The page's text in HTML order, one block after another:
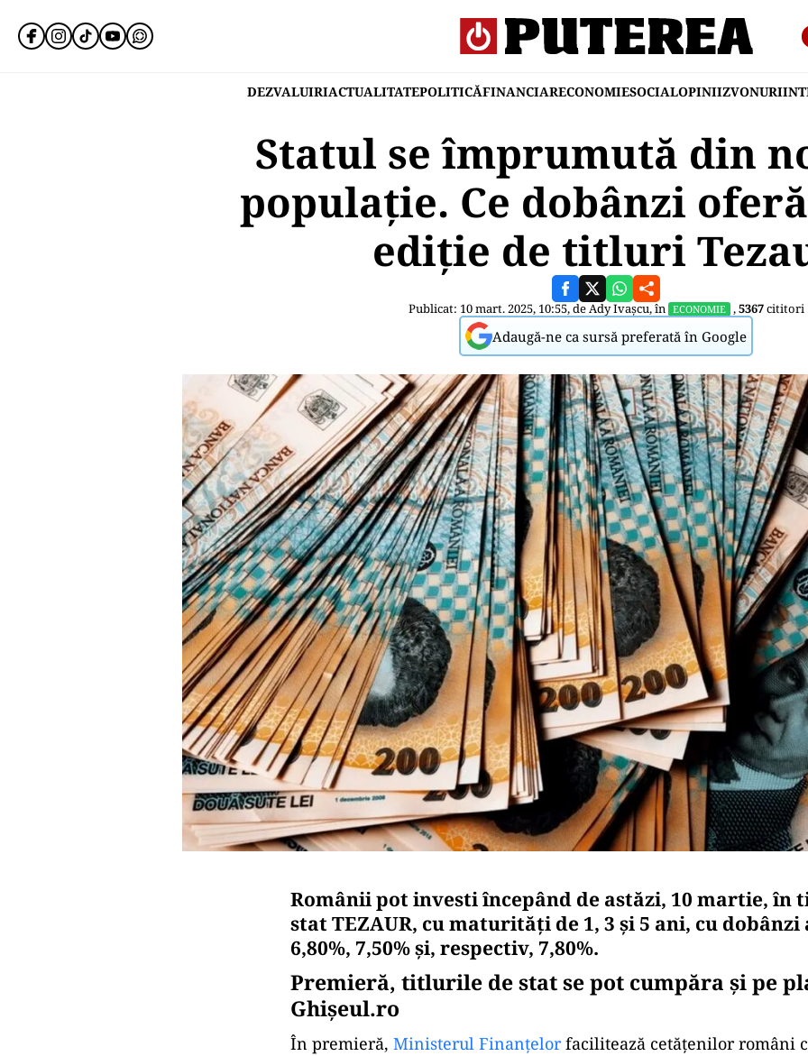
DEZVALUIRIACTUALITATEPOLITICĂFINANCIARECONOMIESOCIALOPINIIZVONURI
Statul se împrumută din
populaţie. Ce dobânzi
ediţie de titluri
Publicat: 10 mart. 2025, 10:55, deAdy Ivașcu, în ECONOMIE ,5367cititori
Adaugă-ne ca sursă preferată în Google
Românii pot investi începând de astăzi, 10 martie, în
stat TEZAUR, cu maturități de 1, 3 și 5 ani, cu dobânzi
6,80%, 7,50% și, respectiv, 7,80%.
Premieră, titlurile de stat se pot cumpăra şi pe
Ghişeul.ro
În premieră, Ministerul Finanțelorfacilitează cetățenilor români